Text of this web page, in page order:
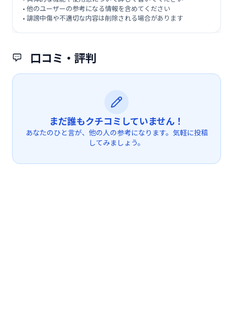
口コミ・評判
まだ誰もクチコミしていません！
あなたのひと言が、他の人の参考になります。気軽に投稿
してみましょう。
• 他のユーザーの参考になる情報を含めてください
• 誹謗中傷や不適切な内容は削除される場合があります